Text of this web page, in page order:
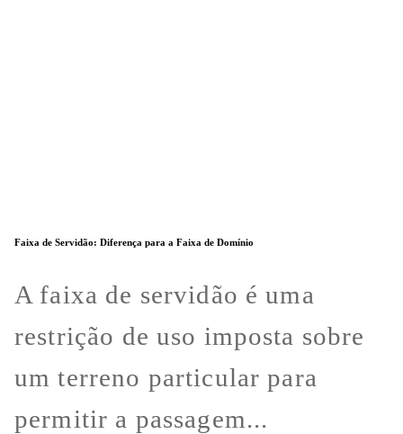
Faixa de Servidão: Diferença para a Faixa de Domínio
A faixa de servidão é uma
restrição de uso imposta sobre
um terreno particular para
permitir a passagem...